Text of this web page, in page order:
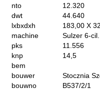
nto
12.320
dwt
44.640
lxbxdxh
183,00 X
machine
Sulzer 6-cil.
pks
11.556
knp
14,5
bem
bouwer
Stocznia
bouwno
B537/2/1